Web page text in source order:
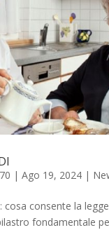
| Ago 19, 2024|
cosa consente la
fondamentale